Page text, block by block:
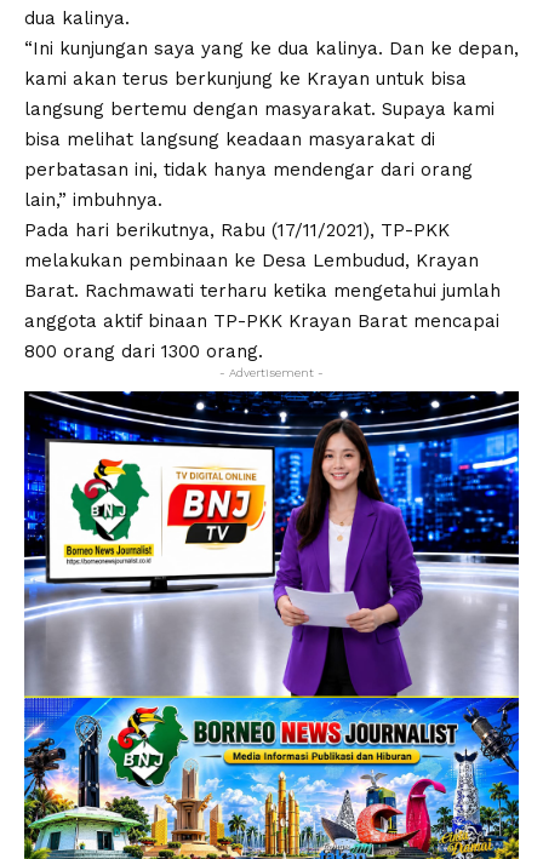
dua kalinya.
“Ini kunjungan saya yang ke dua kalinya. Dan ke depan,
kami akan terus berkunjung ke Krayan untuk bisa
langsung bertemu dengan masyarakat. Supaya kami
bisa melihat langsung keadaan masyarakat di
perbatasan ini, tidak hanya mendengar dari orang
lain,” imbuhnya.
Pada hari berikutnya, Rabu (17/11/2021), TP-PKK
melakukan pembinaan ke Desa Lembudud, Krayan
Barat. Rachmawati terharu ketika mengetahui jumlah
anggota aktif binaan TP-PKK Krayan Barat mencapai
800 orang dari 1300 orang.
- Advertisement -